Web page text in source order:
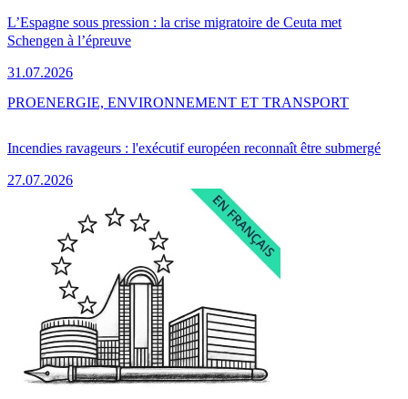
L’Espagne sous pression : la crise migratoire de Ceuta met
Schengen à l’épreuve
31.07.2026
Incendies ravageurs : l'exécutif européen reconnaît être submergé
27.07.2026
PROENERGIE, ENVIRONNEMENT ET TRANSPORT